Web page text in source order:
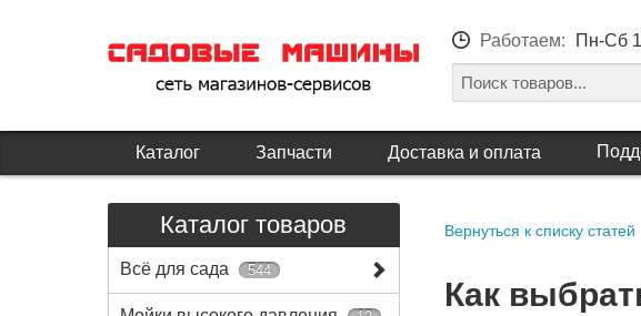
Работаем: Пн-Сб
Каталог Запчасти Доставка и оплата
Каталог товаров
Всё для сада 544
Вернуться к списку статей
Как